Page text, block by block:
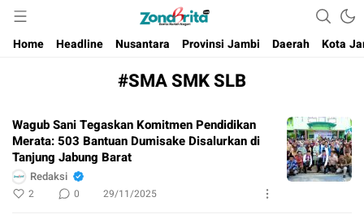
Berita Harian Negeri
Home
Headline Nusantara Provinsi Jambi Daerah Kota
#​SMA SMK SLB
Wagub Sani Tegaskan Komitmen Pendidikan
Merata: 503 Bantuan Dumisake Disalurkan di
Tanjung Jabung Barat
Redaksi
2 0 29/11/2025